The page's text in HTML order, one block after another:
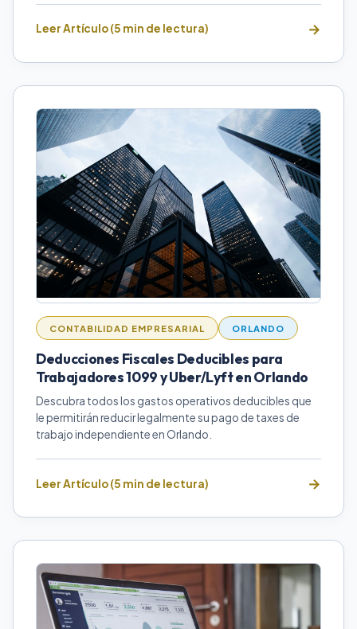
Leer Artículo (5 min de lectura)
CONTABILIDAD EMPRESARIAL ORLANDO
Deducciones Fiscales Deducibles para
Trabajadores 1099 y Uber/Lyft en Orlando
Descubra todos los gastos operativos deducibles que
le permitirán reducir legalmente su pago de taxes de
trabajo independiente en Orlando.
Leer Artículo (5 min de lectura)